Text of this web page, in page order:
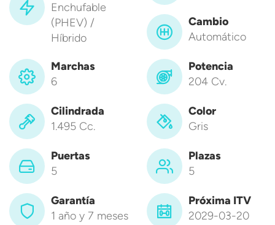
Enchufable
(PHEV) /
Híbrido
Cambio
Automático
Marchas
6
Potencia
204 Cv.
Cilindrada
1.495 Cc.
Color
Gris
Puertas
5
Plazas
5
Garantía
1 año y 7 meses
Próxima ITV
2029-03-20